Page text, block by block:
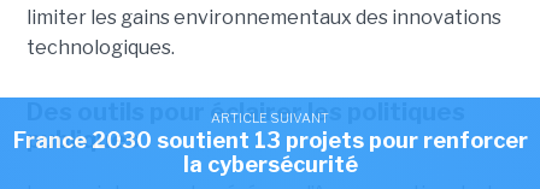
limiter les gains environnementaux des innovations
technologiques.
Des outils pour éclairer les politiques
publiques
ARTICLE SUIVANT
France 2030 soutient 13 projets pour renforcer
la cybersécurité